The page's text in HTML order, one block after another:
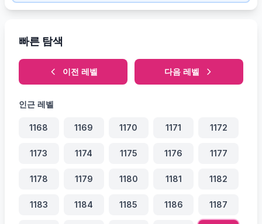
빠른 탐색
이전 레벨 다음 레벨
인근 레벨
1168 1169 1170 1171 1172
1173 1174 1175 1176 1177
1178 1179 1180 1181 1182
1183 1184 1185 1186 1187